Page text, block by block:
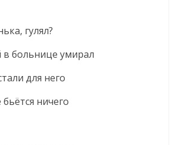
гулял?
в больнице умирал
для него
ничего